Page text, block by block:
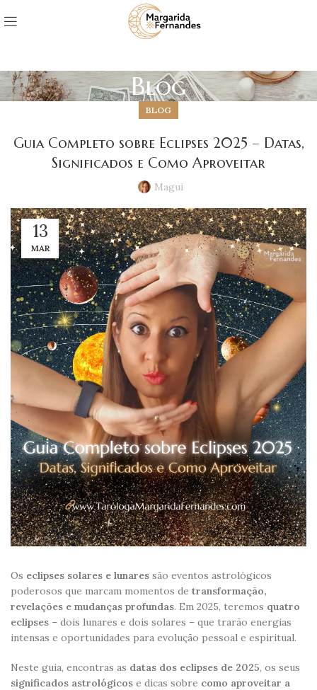
Blog
BLOG
Guia Completo sobre Eclipses 2025 – Datas,
Significados e Como Aproveitar
Magui
13
MAR
Os eclipses solares e lunares são eventos astrológicos
poderosos que marcam momentos de transformação,
revelações e mudanças profundas. Em 2025, teremos quatro
eclipses – dois lunares e dois solares – que trarão energias
intensas e oportunidades para evolução pessoal e espiritual.
Neste guia, encontras as datas dos eclipses de 2025, os seus
significados astrológicos e dicas sobre como aproveitar a